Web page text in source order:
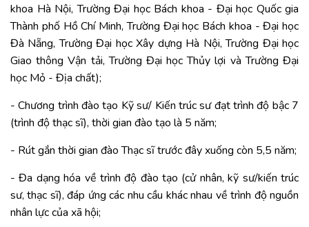
khoa Hà Nội, Trường Đại học Bách khoa - Đại học Quốc gia
Thành phố Hồ Chí Minh, Trường Đại học Bách khoa - Đại học
Đà Nẵng, Trường Đại học Xây dựng Hà Nội, Trường Đại học
Giao thông Vận tải, Trường Đại học Thủy lợi và Trường Đại
học Mỏ - Địa chất);
- Chương trình đào tạo Kỹ sư/ Kiến trúc sư đạt trình độ bậc 7
(trình độ thạc sĩ), thời gian đào tạo là 5 năm;
- Rút gắn thời gian đào Thạc sĩ trước đây xuống còn 5,5 năm;
- Đa dạng hóa về trình độ đào tạo (cử nhân, kỹ sư/kiến trúc
sư, thạc sĩ), đáp ứng các nhu cầu khác nhau về trình độ nguồn
nhân lực của xã hội;